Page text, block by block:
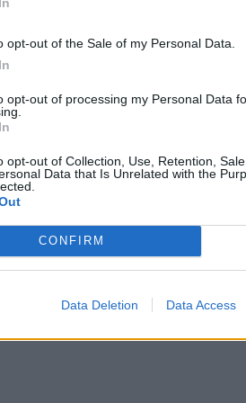
opt-out of the Sale of my Personal Data.
opt-out of processing my Personal Data
opt-out of Collection, Use, Retention,
Data that Is Unrelated with the
CONFIRM
Data Deletion Data Access
pasipiktinę
kas nutiko Klaipėdos
- kultūros
(11)